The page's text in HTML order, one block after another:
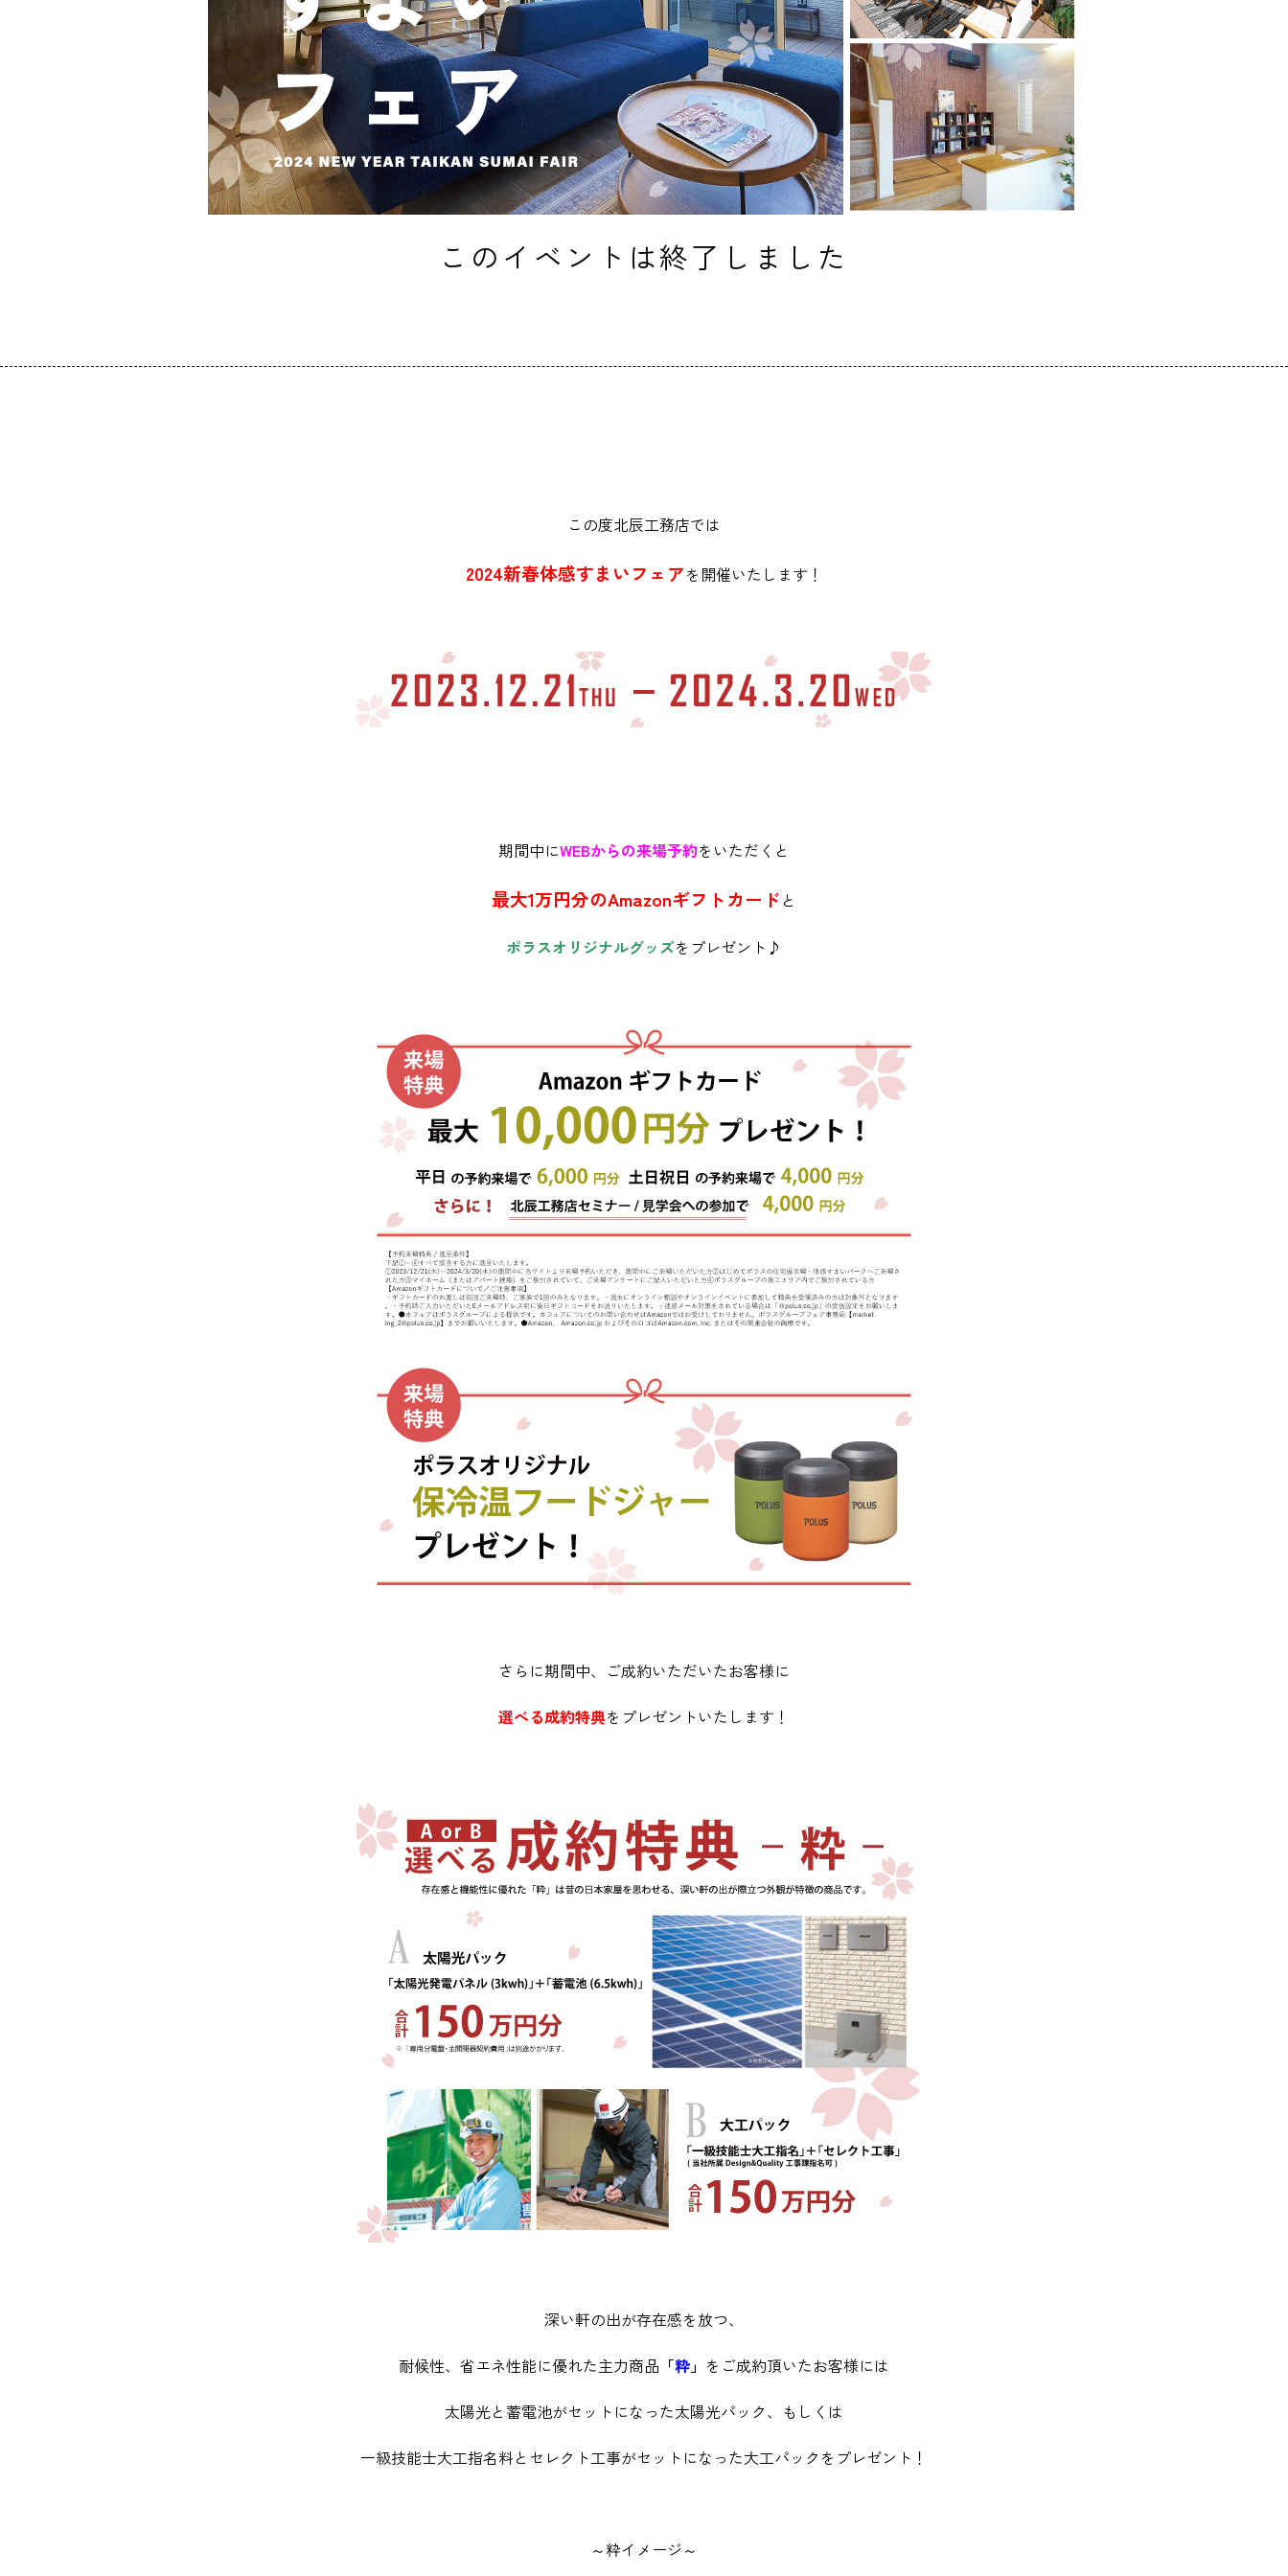
このイベントは終了しました
この度北辰工務店では
2024新春体感すまいフェアを開催いたします！
期間中にWEBからの来場予約をいただくと
最大1万円分のAmazonギフトカード と
ポラスオリジナルグッズをプレゼント♪
さらに期間中、ご成約いただいたお客様に
選べる成約特典をプレゼントいたします！
深い軒の出が存在感を放つ、
耐候性、省エネ性能に優れた主力商品 「粋」 をご成約頂いたお客様には
太陽光と蓄電池がセットになった太陽光パック、もしくは
一級技能士大工指名料とセレクト工事がセットになった大工パックをプレゼント！
～粋イメージ～